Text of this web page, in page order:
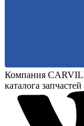
Компания
каталога